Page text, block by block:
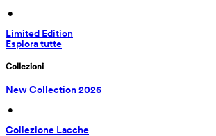
•
Limited Edition
Esplora tutte
Collezioni
New Collection 2026
•
Collezione Lacche